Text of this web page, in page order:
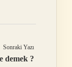
Sonraki Yazı
demek ?